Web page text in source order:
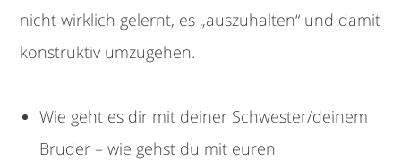
nicht wirklich gelernt, es „auszuhalten“ und damit
konstruktiv umzugehen.
Wie geht es dir mit deiner Schwester/deinem
Bruder – wie gehst du mit euren